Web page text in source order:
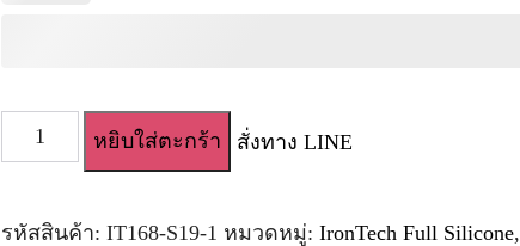
จำนวน
ตุ๊กตา
Full
หยิบใส่ตะกร้า สั่งทาง LINE
รหัสสินค้า: IT168-S19-1 หมวดหมู่: IronTech Full Silicone,